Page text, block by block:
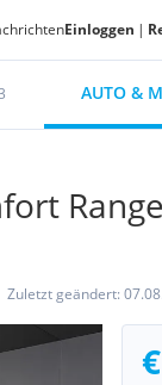
Einloggen |
AUTO &
Zuletzt geändert: